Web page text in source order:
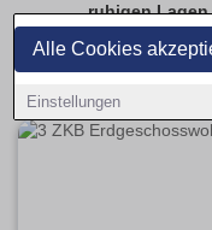
Alle Cookies
Einstellungen
ruhigen Lagen